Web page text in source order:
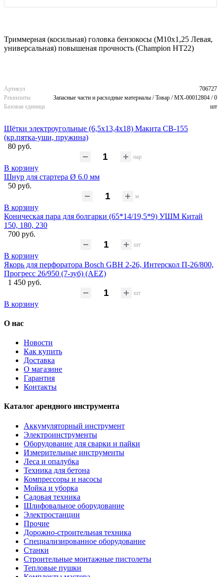
Триммерная (косильная) головка бензокосы (M10х1,25 Левая,
универсальная) повышеная прочность (Champion HT22)
Артикул
706727
Реквизиты
Запасные части и расходные материалы / Товар / MX-00012804 / 0
Базовая единица
шт
Щётки электроугольные (6,5х13,4х18) Макита CB-155
(кр.пятка-уши, пружина)
80 руб.
пар
В корзину
Шнур для стартера Ø 6.0 мм
50 руб.
м
В корзину
Коническая пара для болгарки (65*14/19,5*9) УШМ Китай
150, 180, 230
700 руб.
шт
В корзину
Якорь для перфоратора Bosch GBH 2-26, Интерскол П-26/800,
Прогресс 26/950 (7-зуб) (AEZ)
1 450 руб.
шт
В корзину
О нас
Новости
Как купить
Доставка
О магазине
Гарантия
Контакты
Каталог арендного инструмента
Аккумуляторный инструмент
Электроинструменты
Оборудование для сварки и пайки
Измерительные инструменты
Леса и опалубка
Техника для бетона
Компрессоры и насосы
Мойка и уборка
Садовая техника
Шлифовальное оборудование
Электростанции
Прочие
Дорожно-строительная техника
Специализированное оборудование
Станки
Строительные монтажные пистолеты
Тепловые пушки